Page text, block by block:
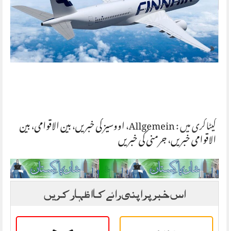
کیٹاگری میں :Allgemein،اووسیز کی خبریں،بین الاقوامی،بین الاقوامی خبریں،جرمنی کی خبریں
اس خبر پر اپنی رائے کا اظہار کریں